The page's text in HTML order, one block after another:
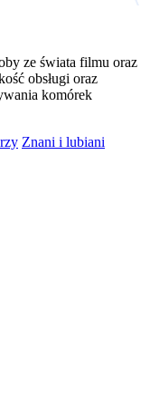
administratorami
Informacje na
i przetwarzania
.
ze świata filmu oraz
obsługi oraz
komórek
Znani i lubiani